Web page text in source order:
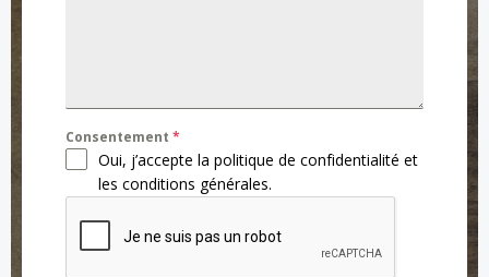
Consentement *
Oui, j’accepte la politique de confidentialité et
les conditions générales.